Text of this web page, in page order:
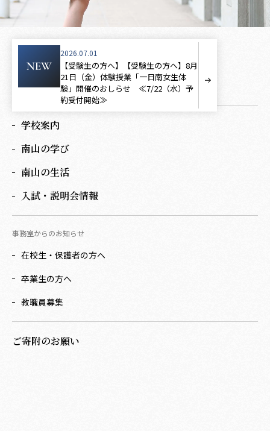
学校案内
南山の学び
南山の生活
入試・説明会情報
事務室からのお知らせ
在校生・保護者の方へ
卒業生の方へ
教職員募集
ご寄附のお願い
2026.07.01
【受験生の方へ】【受験生の方へ】8月
21日（金）体験授業「一日南女生体
験」開催のおしらせ ≪7/22（水）予
約受付開始≫